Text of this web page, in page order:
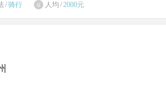
/骑行  人均 /2000元